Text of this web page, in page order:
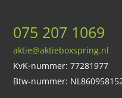
075 207 1069
aktie@aktieboxspring.nl
KvK-nummer: 77281977
Btw-nummer: